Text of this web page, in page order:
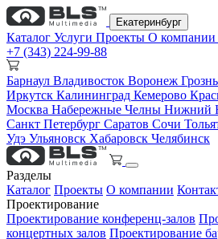
Екатеринбург
Каталог Услуги Проекты О компании
+7 (343) 224-99-88
Барнаул Владивосток Воронеж
Иркутск Калининград Кемерово
Москва Набережные Челны Нижний
Санкт Петербург Саратов Сочи
Удэ Ульяновск Хабаровск Челябинск
Разделы
Каталог Проекты О компании
Проектирование
Проектирование конференц-залов
концертных залов Проектирование